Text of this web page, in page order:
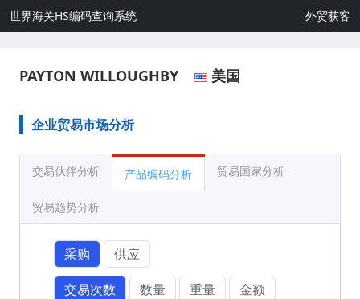
世界海关HS编码查询系统 外贸获客
PAYTON WILLOUGHBY 美国
企业贸易市场分析
交易伙伴分析 产品编码分析 贸易国家分析
贸易趋势分析
采购
供应
交易次数
数量 重量 金额